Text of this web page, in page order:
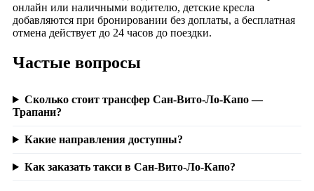
онлайн или наличными водителю, детские кресла
добавляются при бронировании без доплаты, а бесплатная
отмена действует до 24 часов до поездки.
Частые вопросы
Сколько стоит трансфер Сан-Вито-Ло-Капо —
Трапани?
Какие направления доступны?
Как заказать такси в Сан-Вито-Ло-Капо?